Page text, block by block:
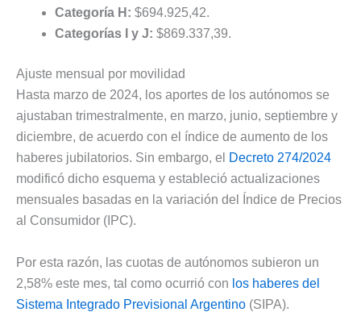
Categoría H: $694.925,42.
Categorías I y J: $869.337,39.
Ajuste mensual por movilidad
Hasta marzo de 2024, los aportes de los autónomos se
ajustaban trimestralmente, en marzo, junio, septiembre y
diciembre, de acuerdo con el índice de aumento de los
haberes jubilatorios. Sin embargo, el
Decreto 274/2024
modificó dicho esquema y estableció actualizaciones
mensuales basadas en la variación del Índice de Precios
al Consumidor (IPC).
Por esta razón, las cuotas de autónomos subieron un
2,58% este mes, tal como ocurrió con los haberes del
Sistema Integrado Previsional Argentino (SIPA).